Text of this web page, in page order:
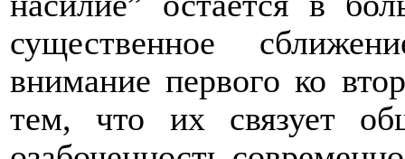
существенное
внимание первого ко
тем, что их связует